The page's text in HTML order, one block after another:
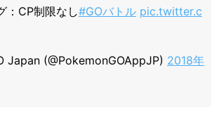
：CP制限なし#GOバトル pic.twitter.c
(@PokemonGOAppJP) 2018年